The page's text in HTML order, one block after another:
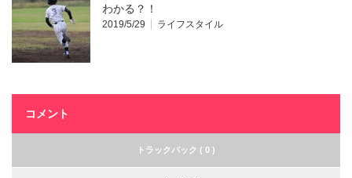
わかる？！
2019/5/29 ライフスタイル
コメント
トラックバック ( 0 )